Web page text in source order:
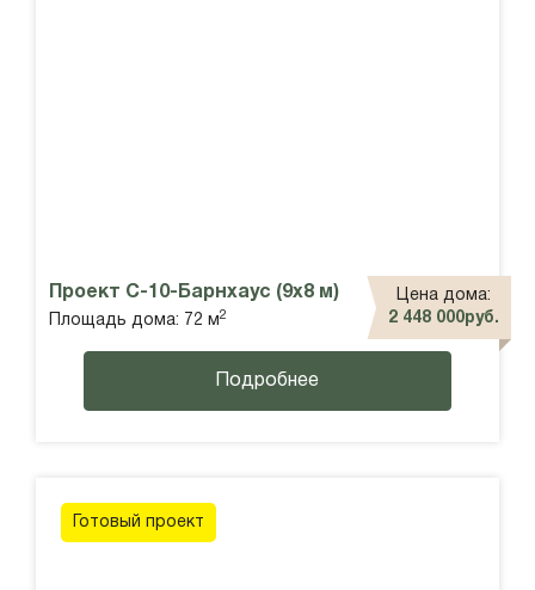
Проект С-10-Барнхаус (9х8 м)
Площадь дома: 72 м 2
Цена дома:
2 448 000руб.
Подробнее
Готовый проект